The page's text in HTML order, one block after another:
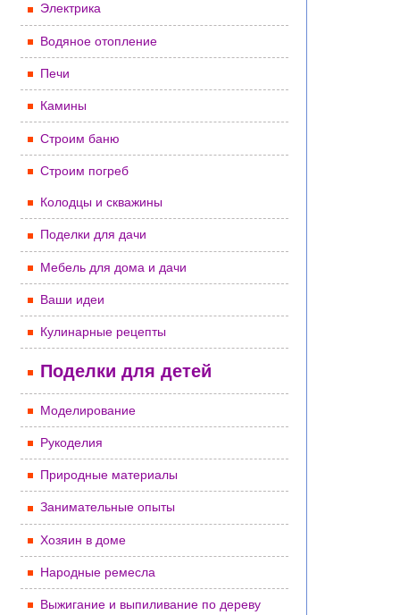
Электрика
Водяное отопление
Печи
Камины
Строим баню
Строим погреб
Колодцы и скважины
Поделки для дачи
Мебель для дома и дачи
Ваши идеи
Кулинарные рецепты
Поделки для детей
Моделирование
Рукоделия
Природные материалы
Занимательные опыты
Хозяин в доме
Народные ремесла
Выжигание и выпиливание по дереву